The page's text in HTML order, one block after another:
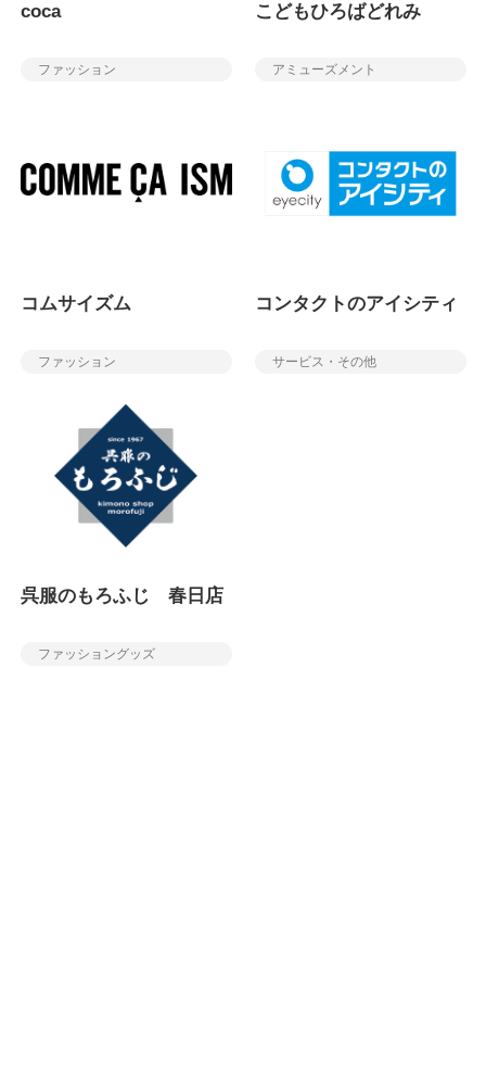
coca
ファッション
こどもひろばどれみ
アミューズメント
コムサイズム
ファッション
コンタクトのアイシティ
サービス・その他
呉服のもろふじ 春日店
ファッショングッズ